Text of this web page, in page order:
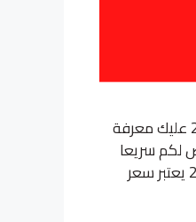
سوف نعرض عليكم اسعار تكييف شارب 2025 من الشركة قبل معرفة اسعار تكييف شارب 2026 عليك معرفة
لكم سريعا
نبذة عن الشركة ومراكز البيع ثم نتعرف على مميزات المنتجات . اسعار وعروض تكييف شارب 2025 يعتبر سعر